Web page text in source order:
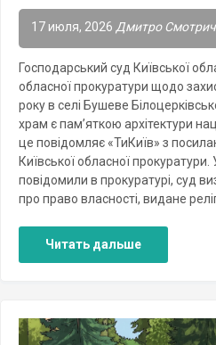
17 июля, 2026 Дмитро Смотрич
Господарський суд Київської
обласної прокуратури щодо
року в селі Бушеве
храм є пам’яткою архітектури
це повідомляє «ТиКиїв» з
Київської обласної
повідомили в прокуратурі, суд
про право власності, видане
Читать дальше